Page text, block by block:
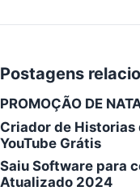
Postagens
PROMOÇÃO DE
Criador de Historias
YouTube Grátis
Saiu Software para
Atualizado 2024